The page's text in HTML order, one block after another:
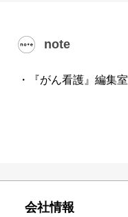
note
・『がん看護』編集室
会社情報